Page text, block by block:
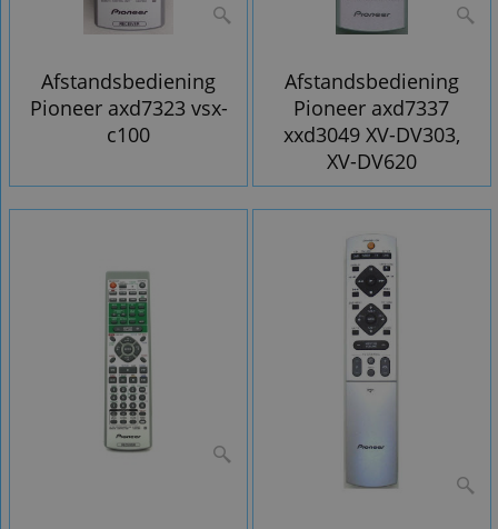
Afstandsbediening
Pioneer axd7323 vsx-
c100
Afstandsbediening
Pioneer axd7337
xxd3049 XV-DV303,
XV-DV620